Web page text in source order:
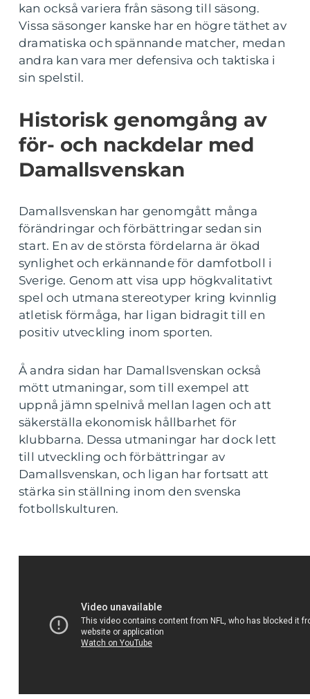
kan också variera från säsong till säsong.
Vissa säsonger kanske har en högre täthet av
dramatiska och spännande matcher, medan
andra kan vara mer defensiva och taktiska i
sin spelstil.
Historisk genomgång av
för- och nackdelar med
Damallsvenskan
Damallsvenskan har genomgått många
förändringar och förbättringar sedan sin
start. En av de största fördelarna är ökad
synlighet och erkännande för damfotboll i
Sverige. Genom att visa upp högkvalitativt
spel och utmana stereotyper kring kvinnlig
atletisk förmåga, har ligan bidragit till en
positiv utveckling inom sporten.
Å andra sidan har Damallsvenskan också
mött utmaningar, som till exempel att
uppnå jämn spelnivå mellan lagen och att
säkerställa ekonomisk hållbarhet för
klubbarna. Dessa utmaningar har dock lett
till utveckling och förbättringar av
Damallsvenskan, och ligan har fortsatt att
stärka sin ställning inom den svenska
fotbollskulturen.